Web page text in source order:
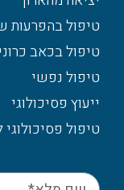
טיפול בהפרעות
טיפול בכאב
טיפול נפשי
ייעוץ פסיכולוגי
טיפול